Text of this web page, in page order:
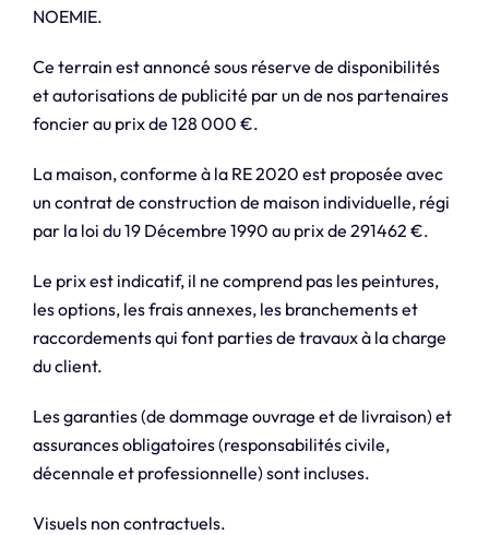
NOEMIE.
Ce terrain est annoncé sous réserve de disponibilités
et autorisations de publicité par un de nos partenaires
foncier au prix de 128 000 €.
La maison, conforme à la RE 2020 est proposée avec
un contrat de construction de maison individuelle, régi
par la loi du 19 Décembre 1990 au prix de 291462 €.
Le prix est indicatif, il ne comprend pas les peintures,
les options, les frais annexes, les branchements et
raccordements qui font parties de travaux à la charge
du client.
Les garanties (de dommage ouvrage et de livraison) et
assurances obligatoires (responsabilités civile,
décennale et professionnelle) sont incluses.
Visuels non contractuels.